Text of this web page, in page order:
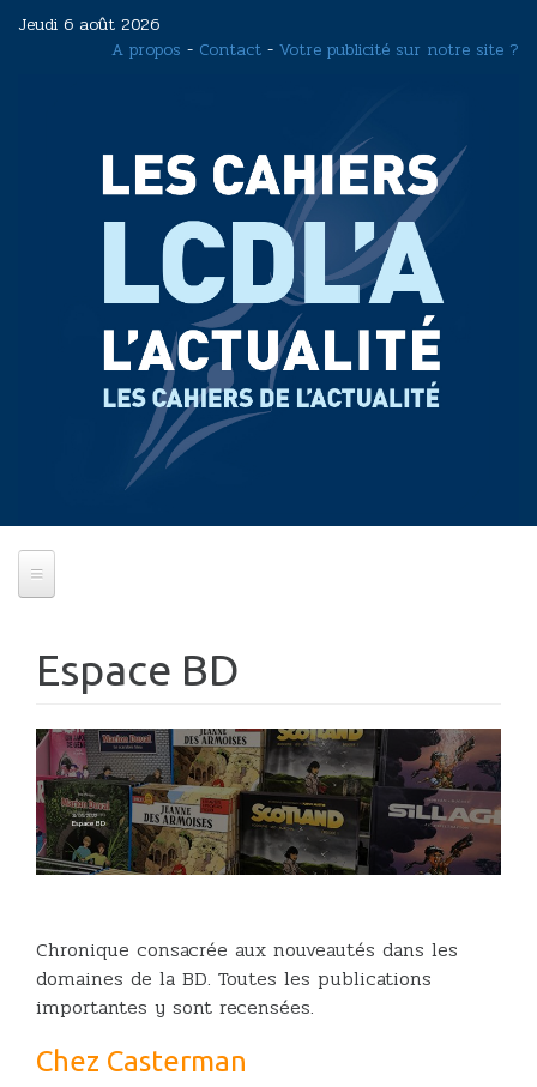
Jeudi 6 août 2026
A propos - Contact - Votre publicité sur notre site ?
Espace BD
31/05/2022
Espace BD
Chronique consacrée aux nouveautés dans les
domaines de la BD. Toutes les publications
importantes y sont recensées.
Chez Casterman